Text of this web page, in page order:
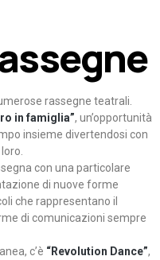
rassegne teatrali.
in famiglia”, un’opportunità
insieme divertendosi con
con una particolare
di nuove forme
che rappresentano il
di comunicazioni sempre
c’è “Revolution Dance”,